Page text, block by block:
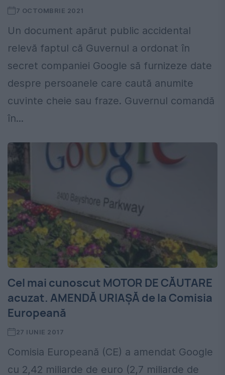
7 OCTOMBRIE 2021
Un document apărut public accidental
relevă faptul că Guvernul a ordonat în
secret companiei Google să furnizeze date
despre persoanele care caută anumite
cuvinte cheie sau fraze. Guvernul comandă
în...
Cel mai cunoscut MOTOR DE CĂUTARE
acuzat. AMENDĂ URIAŞĂ de la Comisia
Europeană
27 IUNIE 2017
Comisia Europeană (CE) a amendat Google
cu 2,42 miliarde de euro (2,7 miliarde de